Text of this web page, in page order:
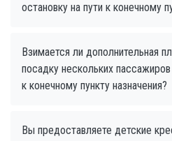
остановку на пути к конечному
Взимается ли дополнительная
посадку нескольких
к конечному пункту назначения?
Вы предоставляете детские